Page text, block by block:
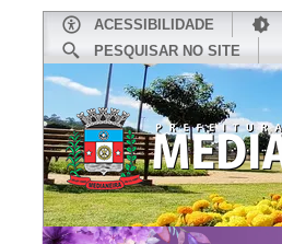
ACESSIBILIDADE
PESQUISAR NO SITE